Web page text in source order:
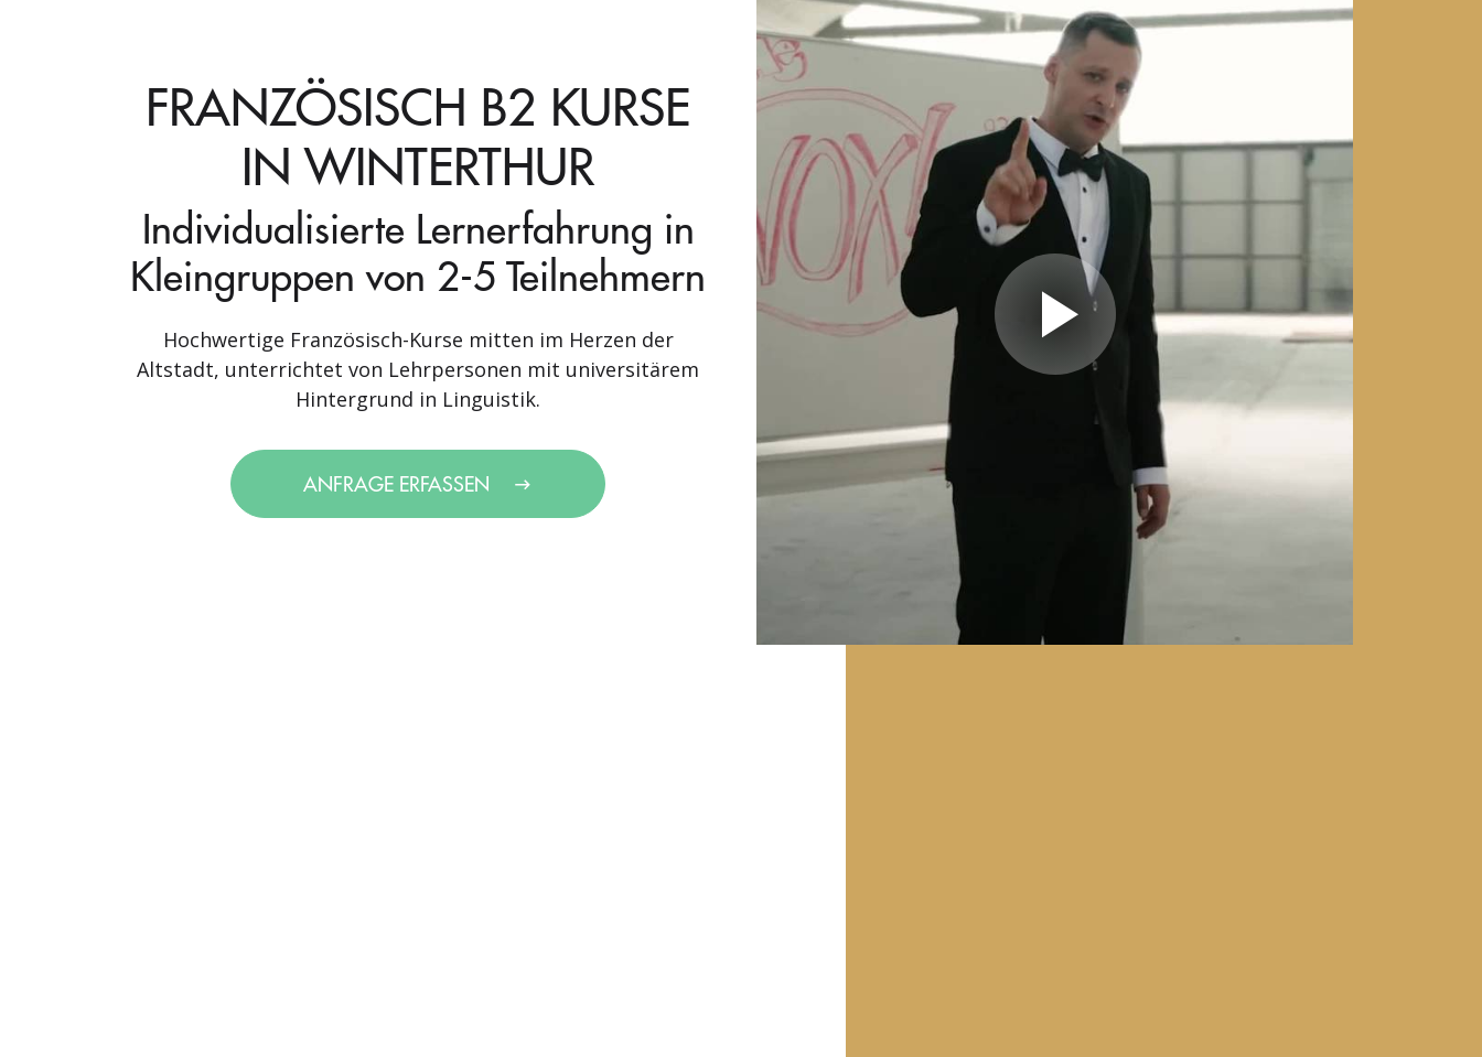
FRANZÖSISCH B2 KURSE
IN WINTERTHUR
Individualisierte Lernerfahrung in
Kleingruppen von 2-5 Teilnehmern
Hochwertige Französisch-Kurse mitten im Herzen der
Altstadt, unterrichtet von Lehrpersonen mit universitärem
Hintergrund in Linguistik.
ANFRAGE ERFASSEN